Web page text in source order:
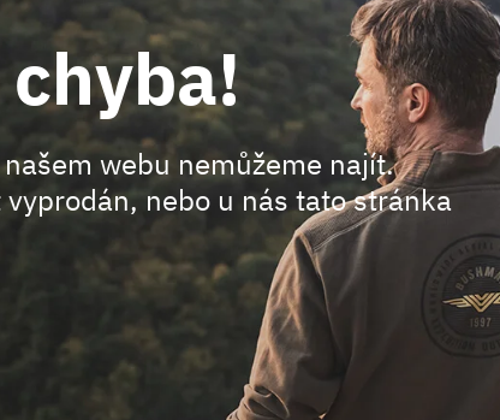
webu nemůžeme najít.
nebo u nás tato stránka